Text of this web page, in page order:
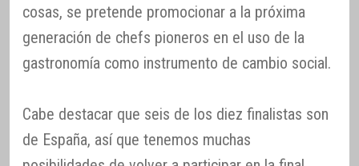
cosas, se pretende promocionar a la próxima
generación de chefs pioneros en el uso de la
gastronomía como instrumento de cambio social.
Cabe destacar que seis de los diez finalistas son
de España, así que tenemos muchas